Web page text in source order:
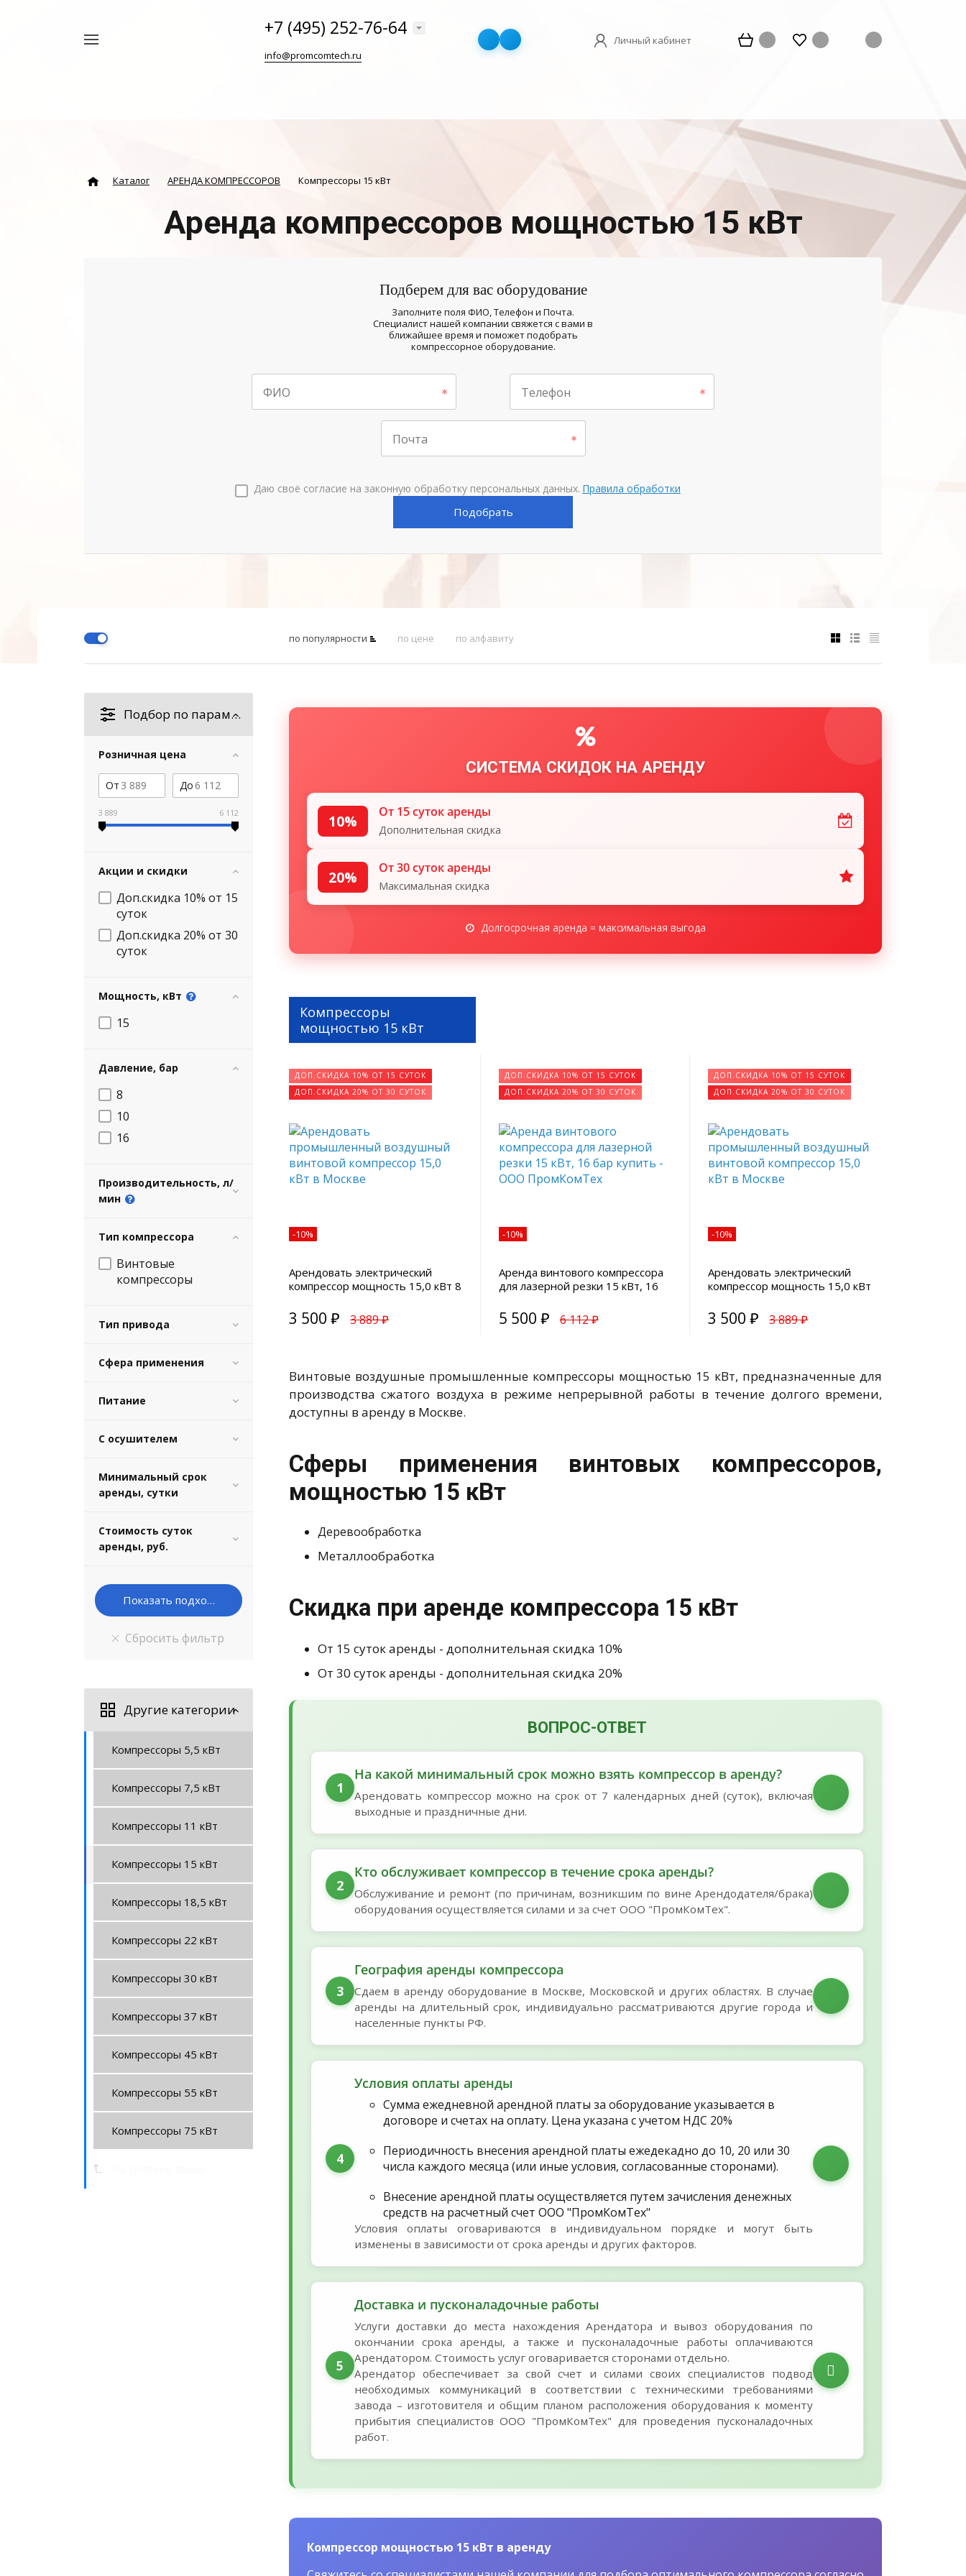
+7 (495) 252-76-64
info@promcomtech.ru
Личный кабинет
Каталог АРЕНДА КОМПРЕССОРОВ Компрессоры 15 кВт
Аренда компрессоров мощностью 15 кВт
Подберем для вас оборудование
Заполните поля ФИО, Телефон и Почта.
Специалист нашей компании свяжется с вами в
ближайшее время и поможет подобрать
компрессорное оборудование.
ФИО Телефон
Почта
Даю своё согласие на законную обработку персональных данных. Правила обработки
Подобрать
по популярности по цене по алфавиту
Подбор по параметрам
Розничная цена
От До
3 889 6 112
Акции и скидки
Доп.скидка 10% от 15
суток
Доп.скидка 20% от 30
суток
Мощность, кВт
15
Давление, бар
8
10
16
Производительность, л/
мин
Тип компрессора
Винтовые
компрессоры
Тип привода
Сфера применения
Питание
С осушителем
Минимальный срок
аренды, сутки
Стоимость суток
аренды, руб.
Другие категории
Компрессоры 5,5 кВт
Компрессоры 7,5 кВт
Компрессоры 11 кВт
Компрессоры 15 кВт
Компрессоры 18,5 кВт
Компрессоры 22 кВт
Компрессоры 30 кВт
Компрессоры 37 кВт
Компрессоры 45 кВт
Компрессоры 55 кВт
Компрессоры 75 кВт
СИСТЕМА СКИДОК НА АРЕНДУ
10% От 15 суток аренды
Дополнительная скидка
20% От 30 суток аренды
Максимальная скидка
Долгосрочная аренда = максимальная выгода
Компрессоры
мощностью 15 кВт
ДОП.СКИДКА 10% ОТ 15 СУТОК
ДОП.СКИДКА 20% ОТ 30 СУТОК
-10%
Арендовать электрический
компрессор мощность 15,0 кВт 8
3 500 ₽ 3 889 ₽
ДОП.СКИДКА 10% ОТ 15 СУТОК
ДОП.СКИДКА 20% ОТ 30 СУТОК
-10%
Аренда винтового компрессора
для лазерной резки 15 кВт, 16
5 500 ₽ 6 112 ₽
ДОП.СКИДКА 10% ОТ 15 СУТОК
ДОП.СКИДКА 20% ОТ 30 СУТОК
-10%
Арендовать электрический
компрессор мощность 15,0 кВт
3 500 ₽ 3 889 ₽
Винтовые воздушные промышленные компрессоры мощностью 15 кВт, предназначенные для
производства сжатого воздуха в режиме непрерывной работы в течение долгого времени,
доступны в аренду в Москве.
Сферы применения винтовых компрессоров,
мощностью 15 кВт
Деревообработка
Металлообработка
Скидка при аренде компрессора 15 кВт
От 15 суток аренды - дополнительная скидка 10%
От 30 суток аренды - дополнительная скидка 20%
ВОПРОС-ОТВЕТ
1
На какой минимальный срок можно взять компрессор в аренду?
Арендовать компрессор можно на срок от 7 календарных дней (суток), включая
выходные и праздничные дни.
2
Кто обслуживает компрессор в течение срока аренды?
Обслуживание и ремонт (по причинам, возникшим по вине Арендодателя/брака)
оборудования осуществляется силами и за счет ООО "ПромКомТех".
3
География аренды компрессора
Сдаем в аренду оборудование в Москве, Московской и других областях. В случае
аренды на длительный срок, индивидуально рассматриваются другие города и
населенные пункты РФ.
4
Условия оплаты аренды
Сумма ежедневной арендной платы за оборудование указывается в
договоре и счетах на оплату. Цена указана с учетом НДС 20%
Периодичность внесения арендной платы ежедекадно до 10, 20 или 30
числа каждого месяца (или иные условия, согласованные сторонами).
Внесение арендной платы осуществляется путем зачисления денежных
средств на расчетный счет ООО "ПромКомТех"
Условия оплаты оговариваются в индивидуальном порядке и могут быть
изменены в зависимости от срока аренды и других факторов.
5
Доставка и пусконаладочные работы
Услуги доставки до места нахождения Арендатора и вывоз оборудования по
окончании срока аренды, а также и пусконаладочные работы оплачиваются
Арендатором. Стоимость услуг оговаривается сторонами отдельно.
Арендатор обеспечивает за свой счет и силами своих специалистов подвод
необходимых коммуникаций в соответствии с техническими требованиями
завода – изготовителя и общим планом расположения оборудования к моменту
прибытия специалистов ООО "ПромКомТех" для проведения пусконаладочных
работ.
Компрессор мощностью 15 кВт в аренду